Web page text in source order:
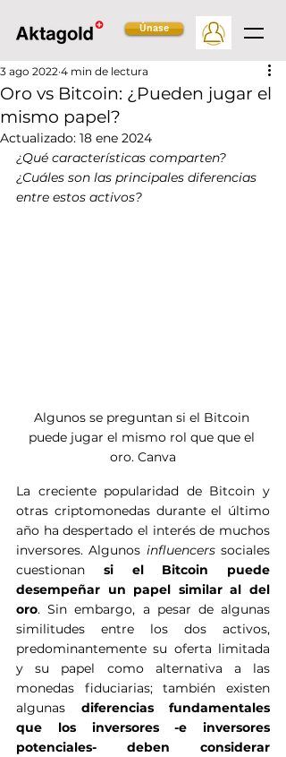
Únase
Oro vs Bitcoin: ¿Pueden jugar el
mismo papel?
3 ago 2022 4 min de lectura
Actualizado: 18 ene 2024
¿Qué características comparten?
¿Cuáles son las principales diferencias
entre estos activos?
Algunos se preguntan si el Bitcoin
puede jugar el mismo rol que que el
oro. Canva
La creciente popularidad de Bitcoin y
otras criptomonedas durante el último
año ha despertado el interés de muchos
inversores. Algunos influencers sociales
cuestionan si el Bitcoin puede
desempeñar un papel similar al del
oro. Sin embargo, a pesar de algunas
similitudes entre los dos activos,
predominantemente su oferta limitada
y su papel como alternativa a las
monedas fiduciarias; también existen
algunas diferencias fundamentales
que los inversores -e inversores
potenciales- deben considerar